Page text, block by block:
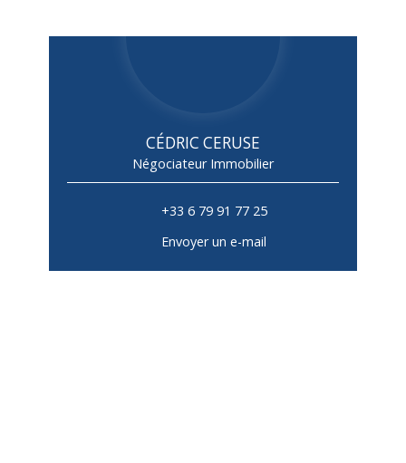
CÉDRIC CERUSE
Négociateur Immobilier
+33 6 79 91 77 25
Envoyer un e-mail